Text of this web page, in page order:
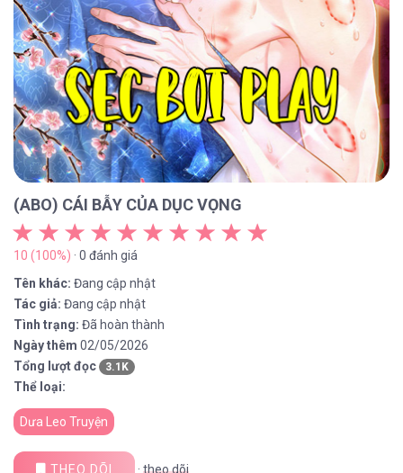
(ABO) CÁI BẪY CỦA DỤC VỌNG
10 (100%) · 0 đánh giá
Tên khác: Đang cập nhật
Tác giả: Đang cập nhật
Tình trạng: Đã hoàn thành
Ngày thêm 02/05/2026
Tổng lượt đọc
3.1K
Thể loại:
Dưa Leo Truyện
THEO DÕI · theo dõi